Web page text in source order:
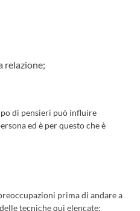
relazione;
di pensieri può influire
ed è per questo che è
prima di andare a
tecniche qui elencate: